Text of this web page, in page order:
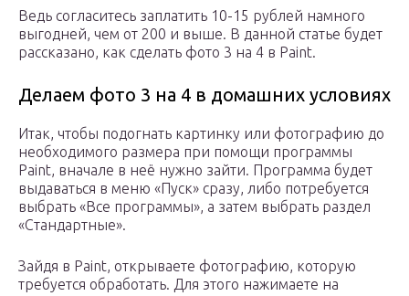
Ведь согласитесь заплатить 10-15 рублей намного
выгодней, чем от 200 и выше. В данной статье будет
рассказано, как сделать фото 3 на 4 в Paint.
Делаем фото 3 на 4 в домашних условиях
Итак, чтобы подогнать картинку или фотографию до
необходимого размера при помощи программы
Paint, вначале в неё нужно зайти. Программа будет
выдаваться в меню «Пуск» сразу, либо потребуется
выбрать «Все программы», а затем выбрать раздел
«Стандартные».
Зайдя в Paint, открываете фотографию, которую
требуется обработать. Для этого нажимаете на